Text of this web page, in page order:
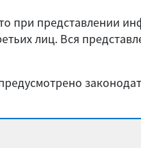
при представлении
лиц. Вся